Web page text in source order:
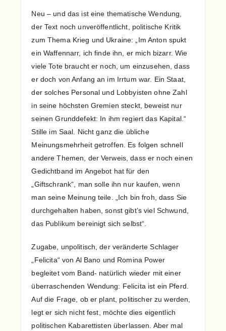
Neu – und das ist eine thematische Wendung,
der Text noch unveröffentlicht, politische Kritik
zum Thema Krieg und Ukraine: „Im Anton spukt
ein Waffennarr, ich finde ihn, er mich bizarr. Wie
viele Tote braucht er noch, um einzusehen, dass
er doch von Anfang an im Irrtum war. Ein Staat,
der solches Personal und Lobbyisten ohne Zahl
in seine höchsten Gremien steckt, beweist nur
seinen Grunddefekt: In ihm regiert das Kapital.“
Stille im Saal. Nicht ganz die übliche
Meinungsmehrheit getroffen. Es folgen schnell
andere Themen, der Verweis, dass er noch einen
Gedichtband im Angebot hat für den
„Giftschrank“, man solle ihn nur kaufen, wenn
man seine Meinung teile. „Ich bin froh, dass Sie
durchgehalten haben, sonst gibt’s viel Schwund,
das Publikum bereinigt sich selbst“.
Zugabe, unpolitisch, der veränderte Schlager
„Felicita“ von Al Bano und Romina Power
begleitet vom Band- natürlich wieder mit einer
überraschenden Wendung: Felicita ist ein Pferd.
Auf die Frage, ob er plant, politischer zu werden,
legt er sich nicht fest, möchte dies eigentlich
politischen Kabarettisten überlassen. Aber mal